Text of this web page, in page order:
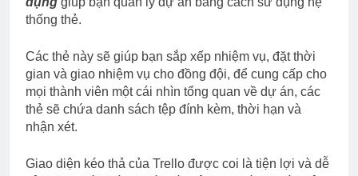
thống thẻ.
Các thẻ này sẽ giúp bạn sắp xếp nhiệm vụ, đặt thời
gian và giao nhiệm vụ cho đồng đội, để cung cấp cho
mọi thành viên một cái nhìn tổng quan về dự án, các
thẻ sẽ chứa danh sách tệp đính kèm, thời hạn và
nhận xét.
Giao diện kéo thả của Trello được coi là tiện lợi và dễ